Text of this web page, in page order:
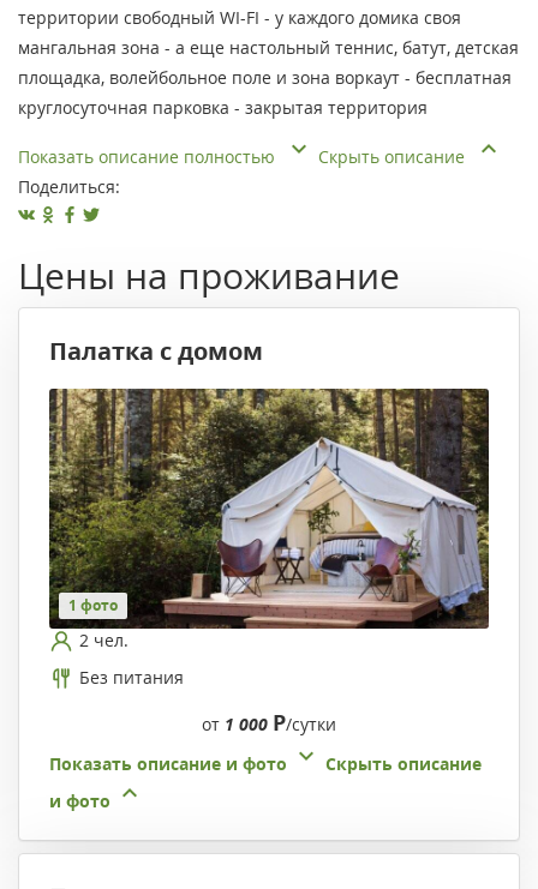
территории свободный WI-FI - у каждого домика своя
мангальная зона - а еще настольный теннис, батут, детская
площадка, волейбольное поле и зона воркаут - бесплатная
круглосуточная парковка - закрытая территория
Показать описание полностью
Скрыть описание
Поделиться:
Цены на проживание
Палатка с домом
1 фото
2 чел.
Без питания
от 1 000 Р/сутки
Показать описание и фото
Скрыть описание
и фото